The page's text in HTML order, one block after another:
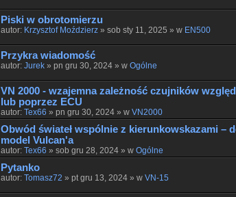
Piski w obrotomierzu
autor: Krzysztof Moździerz» sob sty 11, 2025 » w EN500
Przykra wiadomość
autor: Jurek» pn gru 30, 2024 » w Ogólne
VN 2000 - wzajemna zależność czujników
lub poprzez ECU
autor: Tex66 » pn gru 30, 2024 » w VN2000
Obwód świateł wspólnie z kierunkowskazami –
model Vulcanʹa
autor: Tex66 » sob gru 28, 2024 » w Ogólne
Pytanko
autor: Tomasz72 » pt gru 13, 2024 » w VN-15